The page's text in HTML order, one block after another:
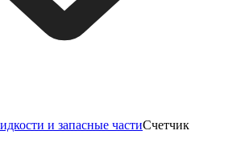
и запасные частиСчетчик